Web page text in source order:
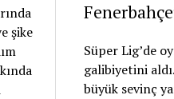
şike
Süper Lig’de
galibiyetini
büyük sevinç